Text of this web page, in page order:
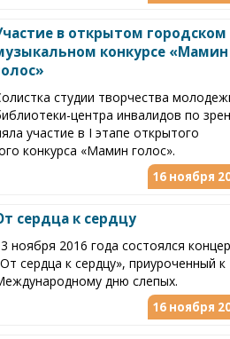
в открытом городском
конкурсе «Мамин
студии творчества
центра инвалидов по
участие в I этапе открытого
конкурса «Мамин голос».
16 ноября
сердца к сердцу
ноября 2016 года состоялся
сердца к сердцу», приуроченный к
дню слепых.
16 ноября